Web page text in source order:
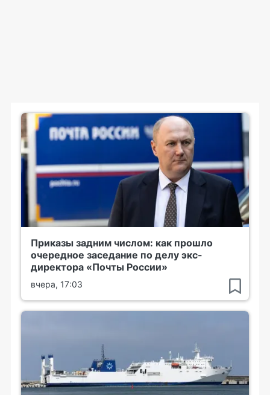
Приказы задним числом: как прошло
очередное заседание по делу экс-
директора «Почты России»
вчера, 17:03